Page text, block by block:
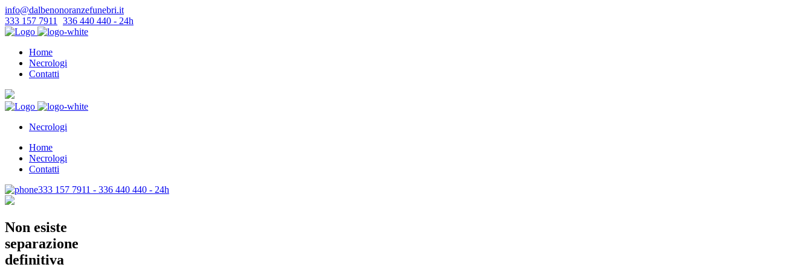
info@dalbenonoranzefunebri.it
333 157 7911
336 440 440 - 24h
Home
Necrologi
Contatti
Necrologi
Home
Necrologi
Contatti
333 157 7911 - 336 440 440 - 24h
Non esiste
separazione
definitiva